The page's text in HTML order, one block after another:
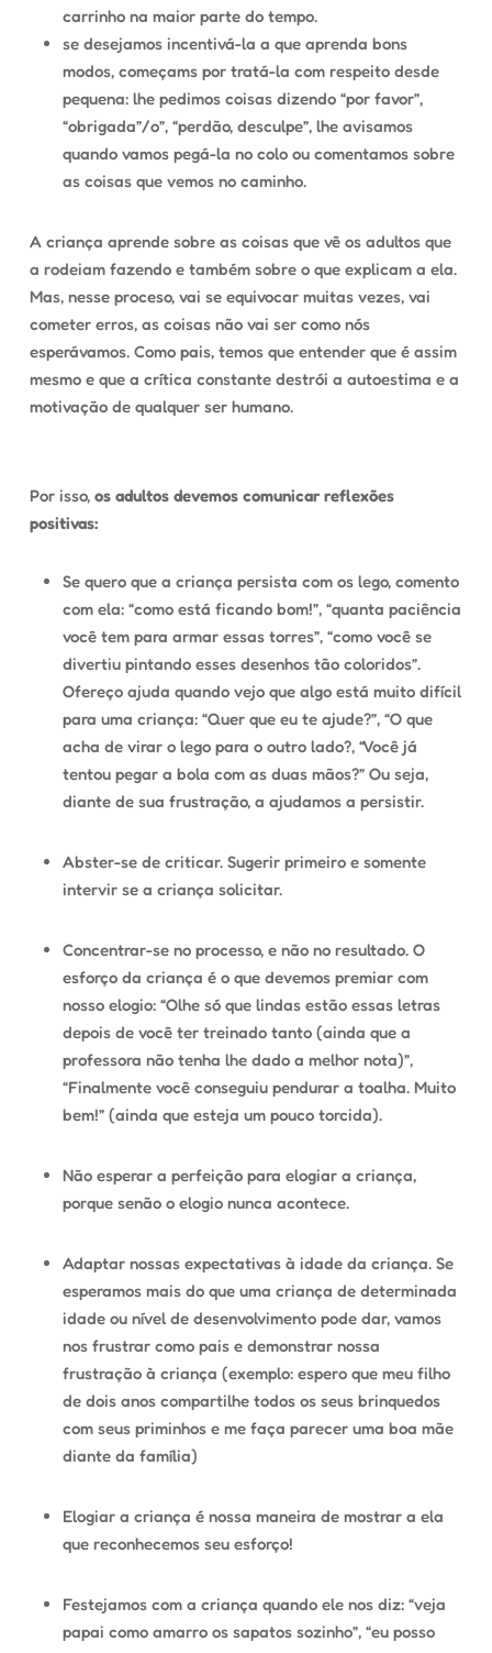
carrinho na maior parte do tempo.
se desejamos incentivá-la a que aprenda bons
modos, começams por tratá-la com respeito desde
pequena: lhe pedimos coisas dizendo “por favor”,
“obrigada”/o”, “perdão, desculpe”, lhe avisamos
quando vamos pegá-la no colo ou comentamos sobre
as coisas que vemos no caminho.
A criança aprende sobre as coisas que vê os adultos que
a rodeiam fazendo e também sobre o que explicam a ela.
Mas, nesse proceso, vai se equivocar muitas vezes, vai
cometer erros, as coisas não vai ser como nós
esperávamos. Como pais, temos que entender que é assim
mesmo e que a crítica constante destrói a autoestima e a
motivação de qualquer ser humano.
Por isso, os adultos devemos comunicar reflexões
positivas:
Se quero que a criança persista com os lego, comento
com ela: “como está ficando bom!”, “quanta paciência
você tem para armar essas torres”, “como você se
divertiu pintando esses desenhos tão coloridos”.
Ofereço ajuda quando vejo que algo está muito difícil
para uma criança: “Quer que eu te ajude?”, “O que
acha de virar o lego para o outro lado?, “Você já
tentou pegar a bola com as duas mãos?” Ou seja,
diante de sua frustração, a ajudamos a persistir.
Abster-se de criticar. Sugerir primeiro e somente
intervir se a criança solicitar.
Concentrar-se no processo, e não no resultado. O
esforço da criança é o que devemos premiar com
nosso elogio: “Olhe só que lindas estão essas letras
depois de você ter treinado tanto (ainda que a
professora não tenha lhe dado a melhor nota)”,
“Finalmente você conseguiu pendurar a toalha. Muito
bem!” (ainda que esteja um pouco torcida).
Não esperar a perfeição para elogiar a criança,
porque senão o elogio nunca acontece.
Adaptar nossas expectativas à idade da criança. Se
esperamos mais do que uma criança de determinada
idade ou nível de desenvolvimento pode dar, vamos
nos frustrar como pais e demonstrar nossa
frustração à criança (exemplo: espero que meu filho
de dois anos compartilhe todos os seus brinquedos
com seus priminhos e me faça parecer uma boa mãe
diante da família)
Elogiar a criança é nossa maneira de mostrar a ela
que reconhecemos seu esforço!
Festejamos com a criança quando ele nos diz: “veja
papai como amarro os sapatos sozinho”, “eu posso